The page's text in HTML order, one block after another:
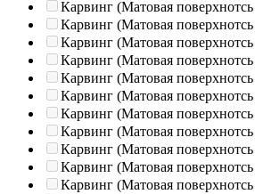
Карвинг (Матовая
Карвинг (Матовая
Карвинг (Матовая
Карвинг (Матовая
Карвинг (Матовая
Карвинг (Матовая
Карвинг (Матовая
Карвинг (Матовая
Карвинг (Матовая
Карвинг (Матовая
Карвинг (Матовая